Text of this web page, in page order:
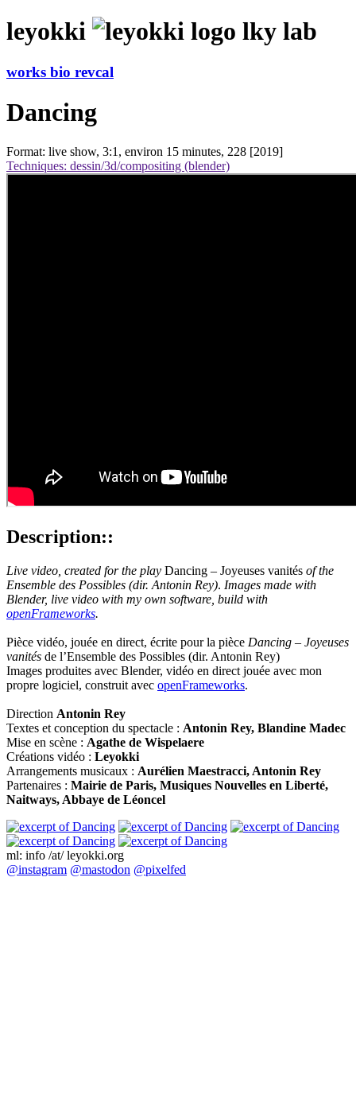
leyokki lky lab
works bio revcal
Dancing
Format: live show, 3:1, environ 15 minutes, 228 [2019]
Techniques: dessin/3d/compositing (blender)
Description::
Live video, created for the play Dancing – Joyeuses vanités of the
Ensemble des Possibles (dir. Antonin Rey). Images made with
Blender, live video with my own software, build with
openFrameworks.
Pièce vidéo, jouée en direct, écrite pour la pièce Dancing – Joyeuses
vanités de l’Ensemble des Possibles (dir. Antonin Rey)
Images produites avec Blender, vidéo en direct jouée avec mon
propre logiciel, construit avec openFrameworks.
Direction Antonin Rey
Textes et conception du spectacle : Antonin Rey, Blandine Madec
Mise en scène : Agathe de Wispelaere
Créations vidéo : Leyokki
Arrangements musicaux : Aurélien Maestracci, Antonin Rey
Partenaires : Mairie de Paris, Musiques Nouvelles en Liberté,
Naitways, Abbaye de Léoncel
ml: info /at/ leyokki.org
@instagram @mastodon @pixelfed